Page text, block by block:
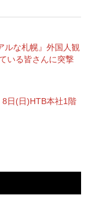
ルな札幌』外国人観
いる皆さんに突撃
8日(日)HTB本社1階